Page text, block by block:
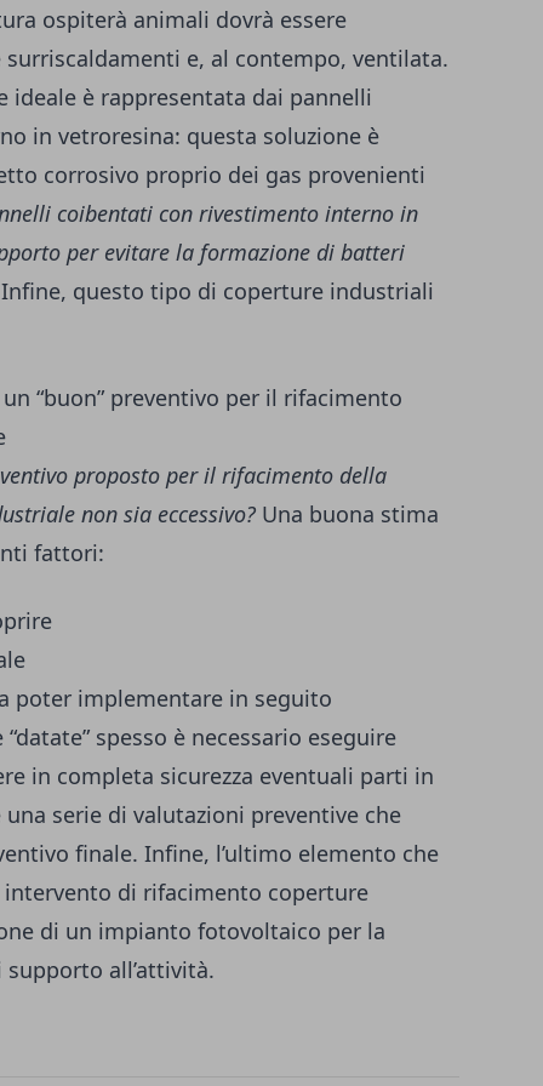
ospiterà animali dovrà essere
e, al contempo, ventilata.
ideale è rappresentata dai pannelli
in vetroresina: questa soluzione è
corrosivo proprio dei gas provenienti
coibentati con rivestimento interno in
per evitare la formazione di batteri
Infine, questo tipo di coperture industriali
“buon” preventivo per il rifacimento
proposto per il rifacimento della
non sia eccessivo? Una buona stima
fattori:
poter implementare in seguito
spesso è necessario eseguire
in completa sicurezza eventuali parti in
serie di valutazioni preventive che
finale. Infine, l’ultimo elemento che
di rifacimento coperture
di un impianto fotovoltaico per la
all’attività.